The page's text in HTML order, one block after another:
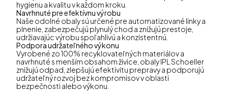
hygienu a kvalitu v každom kroku.
Navrhnuté pre efektívnu výrobu
Naše odolné obaly sú určené pre automatizované linky a
plnenie, zabezpečujú plynulý chod a znižujú prestoje,
udržiavajúc výrobu spoľahlivú a konzistentnú.
Podpora udržateľného výkonu
Vyrobené zo 100% recyklovateľných materiálov a
navrhnuté s menším obsahom živice, obaly IPL Schoeller
znižujú odpad, zlepšujú efektivitu prepravy a podporujú
udržateľný rozvoj bez kompromisov v oblasti
bezpečnosti alebo výkonu.